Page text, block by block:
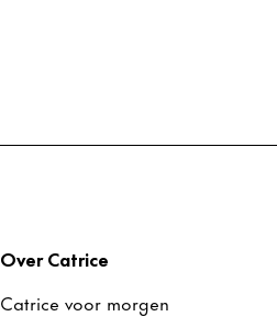
Over Catrice
Catrice voor morgen